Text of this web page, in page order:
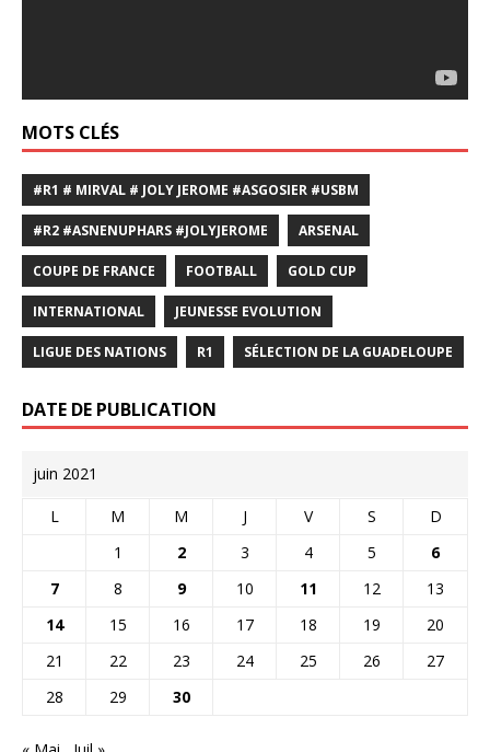
MOTS CLÉS
#R1 # MIRVAL # JOLY JEROME #ASGOSIER #USBM
#R2 #ASNENUPHARS #JOLYJEROME ARSENAL
COUPE DE FRANCE FOOTBALL GOLD CUP
INTERNATIONAL JEUNESSE EVOLUTION
LIGUE DES NATIONS R1 SÉLECTION DE LA GUADELOUPE
DATE DE PUBLICATION
juin 2021
L M M J V S
D
1
2 3 4 5
6
7
8 9 10 11 12
13
14
15 16 17 18 19
20
21
22 23 24 25 26
27
28
29 30